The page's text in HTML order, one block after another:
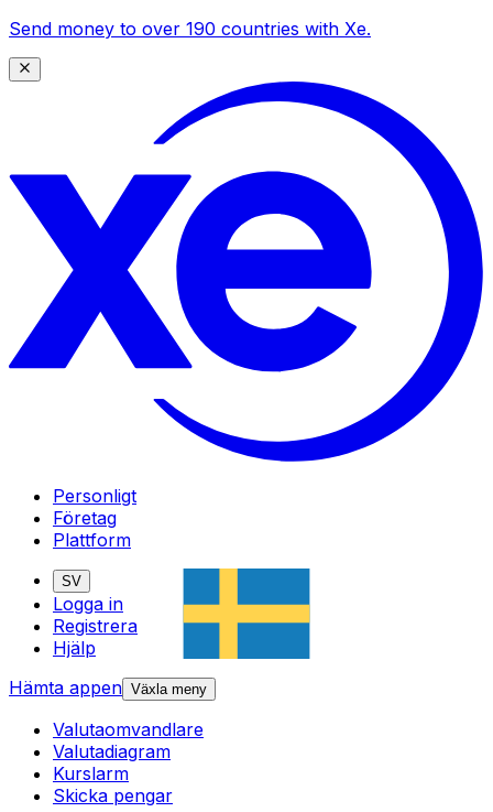
Send money to over 190 countries with Xe.
Personligt
Företag
Plattform
SV
Logga in
Registrera
Hjälp
Hämta appen Växla meny
Valutaomvandlare
Valutadiagram
Kurslarm
Skicka pengar